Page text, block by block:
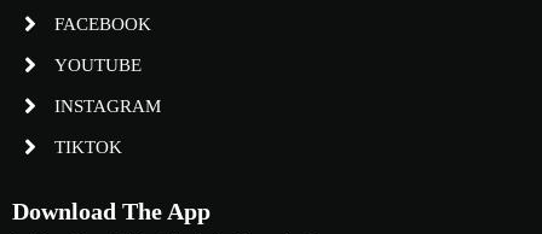
FACEBOOK
YOUTUBE
INSTAGRAM
TIKTOK
Download The App